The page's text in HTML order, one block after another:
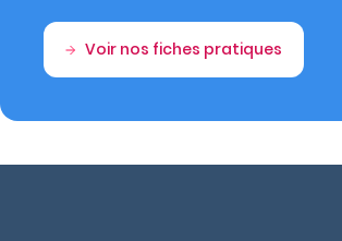
Voir nos fiches pratiques